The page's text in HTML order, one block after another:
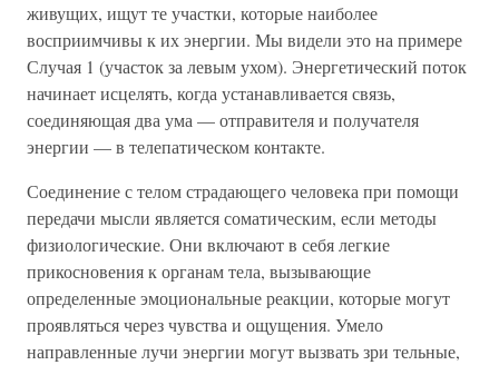
живущих, ищут те участки, которые наиболее
восприимчивы к их энергии. Мы видели это на примере
Случая 1 (участок за левым ухом). Энергетический поток
начинает исцелять, когда устанавливается связь,
соединяющая два ума — отправителя и получателя
энергии — в телепатическом контакте.
Соединение с телом страдающего человека при помощи
передачи мысли является соматическим, если методы
физиологические. Они включают в себя легкие
прикосновения к органам тела, вызывающие
определенные эмоциональные реакции, которые могут
проявляться через чувства и ощущения. Умело
направленные лучи энергии могут вызвать зри тельные,